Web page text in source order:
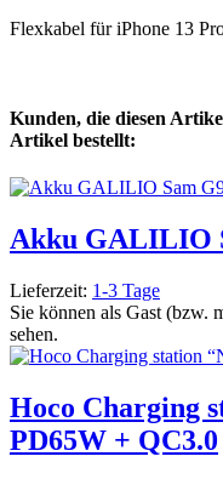
Flexkabel für iPhone 13
Kunden, die diesen
Artikel bestellt:
Akku GALILIO
Lieferzeit: 1-3 Tage
Sie können als Gast (bzw.
sehen.
Hoco Charging
PD65W + QC3.0